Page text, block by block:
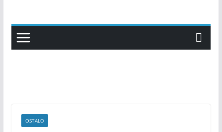
content
OSTALO